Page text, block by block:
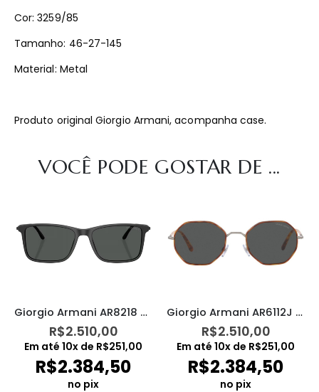
Cor: 3259/85
Tamanho: 46-27-145
Material: Metal
Produto original Giorgio Armani, acompanha case.
VOCÊ PODE GOSTAR DE ...
Giorgio Armani AR8218 5875/87
R$2.510,00
Em até 10x de R$251,00
R$2.384,50
no pix
Giorgio Armani AR6112J 333287
R$2.510,00
Em até 10x de R$251,00
R$2.384,50
no pix